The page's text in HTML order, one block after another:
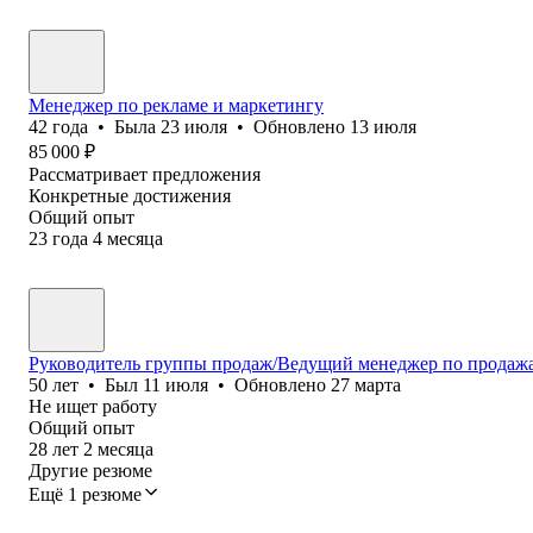
Менеджер по рекламе и маркетингу
42 года • Была 23 июля • Обновлено 13 июля
85 000 ₽
Рассматривает предложения
Конкретные достижения
Общий опыт
23 года 4 месяца
Руководитель группы продаж/Ведущий менеджер по
50 лет • Был 11 июля • Обновлено 27 марта
Не ищет работу
Общий опыт
28 лет 2 месяца
Другие резюме
Ещё 1 резюме